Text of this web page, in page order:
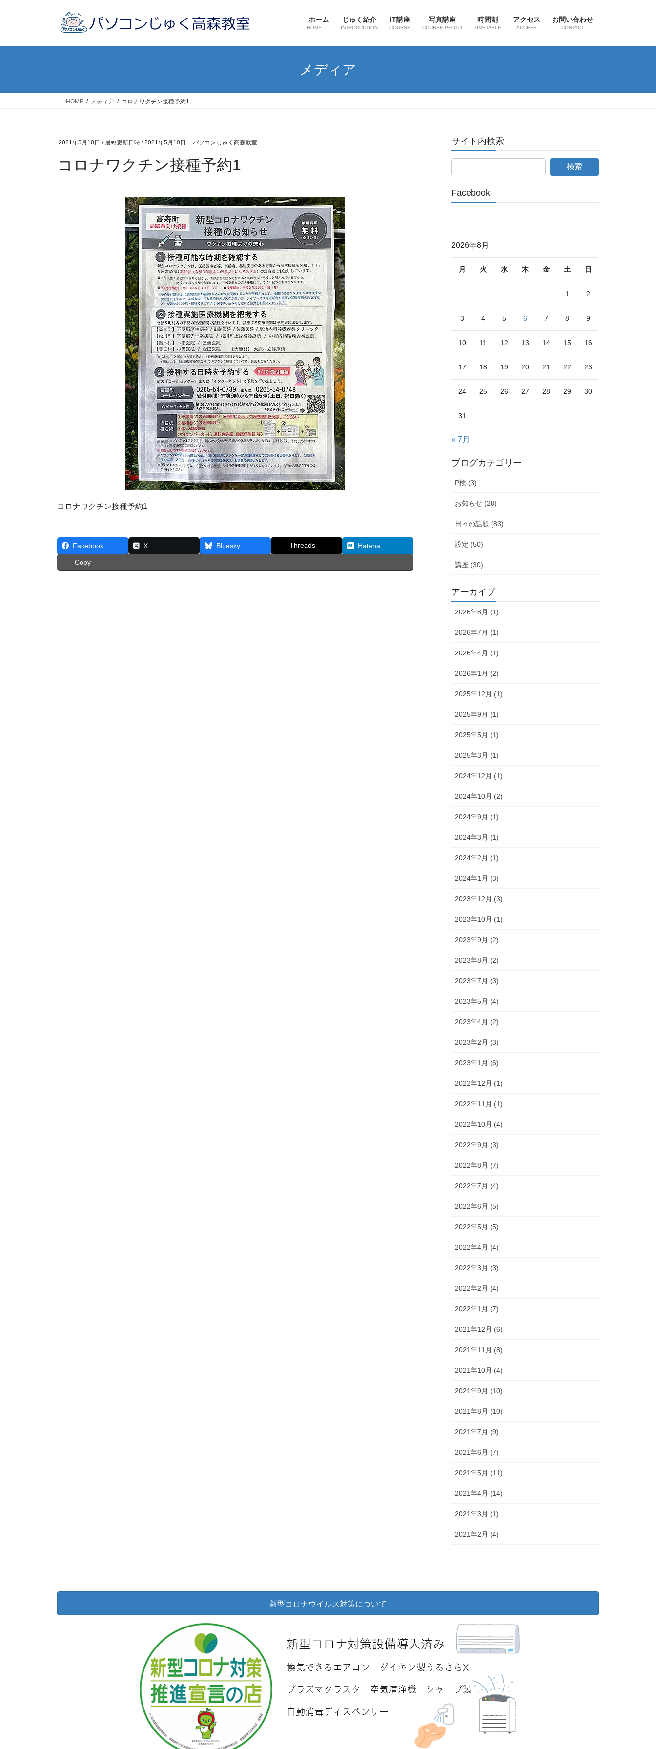
ホーム
HOME
じゅく紹介
INTRODUCTION
IT講座
COURSE
写真講座
COURSE PHOTO
時間割
TIMETABLE
アクセス
ACCESS
お問い合わせ
CONTACT
メディア
HOME メディア コロナワクチン接種予約1
2021年5月10日 / 最終更新日時 : 2021年5月10日 パソコンじゅく高森教室
コロナワクチン接種予約1
コロナワクチン接種予約1
Facebook X Bluesky Threads Hatena
Copy
サイト内検索
Facebook
2026年8月
月 火 水 木 金 土 日
1 2
3 4 5 6 7 8 9
10 11 12 13 14 15 16
17 18 19 20 21 22 23
24 25 26 27 28 29 30
31
« 7月
ブログカテゴリー
P検 (3)
お知らせ (28)
日々の話題 (83)
設定 (50)
講座 (30)
アーカイブ
2026年8月 (1)
2026年7月 (1)
2026年4月 (1)
2026年1月 (2)
2025年12月 (1)
2025年9月 (1)
2025年5月 (1)
2025年3月 (1)
2024年12月 (1)
2024年10月 (2)
2024年9月 (1)
2024年3月 (1)
2024年2月 (1)
2024年1月 (3)
2023年12月 (3)
2023年10月 (1)
2023年9月 (2)
2023年8月 (2)
2023年7月 (3)
2023年5月 (4)
2023年4月 (2)
2023年2月 (3)
2023年1月 (6)
2022年12月 (1)
2022年11月 (1)
2022年10月 (4)
2022年9月 (3)
2022年8月 (7)
2022年7月 (4)
2022年6月 (5)
2022年5月 (5)
2022年4月 (4)
2022年3月 (3)
2022年2月 (4)
2022年1月 (7)
2021年12月 (6)
2021年11月 (8)
2021年10月 (4)
2021年9月 (10)
2021年8月 (10)
2021年7月 (9)
2021年6月 (7)
2021年5月 (11)
2021年4月 (14)
2021年3月 (1)
2021年2月 (4)
新型コロナウイルス対策について